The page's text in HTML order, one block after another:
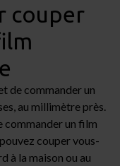
couper
de commander un
au millimètre près.
commander un film
couper vous-
à la maison ou au